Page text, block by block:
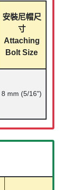
安裝尼帽尺
寸
Attaching
Bolt Size
8 mm (5/16")